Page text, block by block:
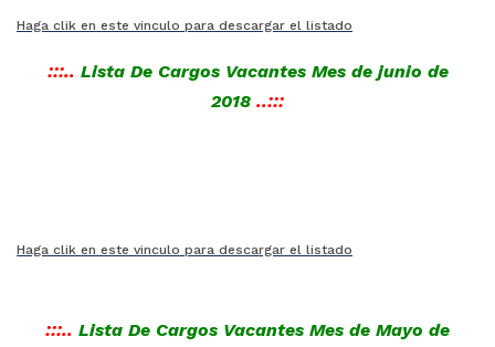
Haga clik en este vinculo para descargar el listado
:::.. Lista De Cargos Vacantes Mes de junio de
2018 ..:::
Haga clik en este vinculo para descargar el listado
:::.. Lista De Cargos Vacantes Mes de Mayo de